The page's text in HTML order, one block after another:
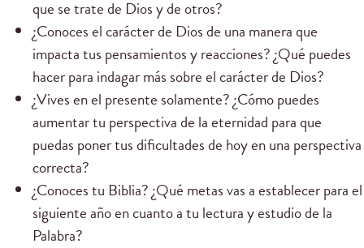
que se trate de Dios y de otros?
¿Conoces el carácter de Dios de una manera que
impacta tus pensamientos y reacciones? ¿Qué puedes
hacer para indagar más sobre el carácter de Dios?
¿Vives en el presente solamente? ¿Cómo puedes
aumentar tu perspectiva de la eternidad para que
puedas poner tus dificultades de hoy en una perspectiva
correcta?
¿Conoces tu Biblia? ¿Qué metas vas a establecer para el
siguiente año en cuanto a tu lectura y estudio de la
Palabra?